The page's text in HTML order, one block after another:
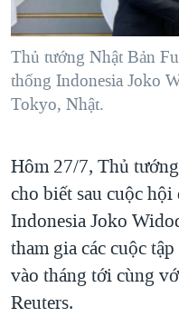
VĂN HOÁ
THỂ THAO
NGÀY TỊ NẠN THẾ GIỚI
GROUND ZERO – XƯA
CHI PHÍ CHIẾN TRANH
THƯỢNG ĐỈNH
TRỊNH VĨNH BÌNH VS.
NGƯ DÂN VIỆT VÀ
BÊN KIA QUỐC LỘ:
QUAN HỆ VIỆT MỸ
Ngôn ngữ khác
Thủ tướng Nhật Bản
thống Indonesia Joko
Tokyo, Nhật.
Hôm 27/7, Thủ
cho biết sau cuộc
Indonesia Joko
tham gia các cuộc
vào tháng tới cùng
Reuters.